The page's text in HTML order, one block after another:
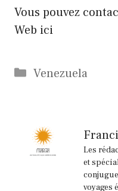
Vous pouvez
Web ici
Catégories
Venezuela
Les
et
voyages